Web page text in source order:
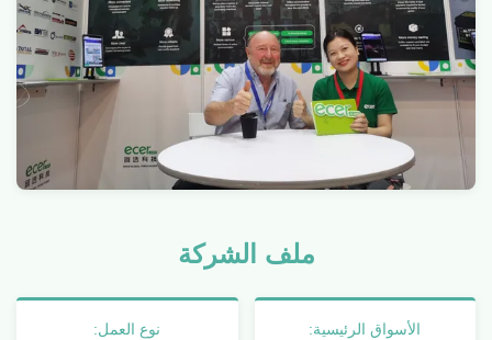
ملف الشركة
الأسواق الرئيسية: نوع العمل: